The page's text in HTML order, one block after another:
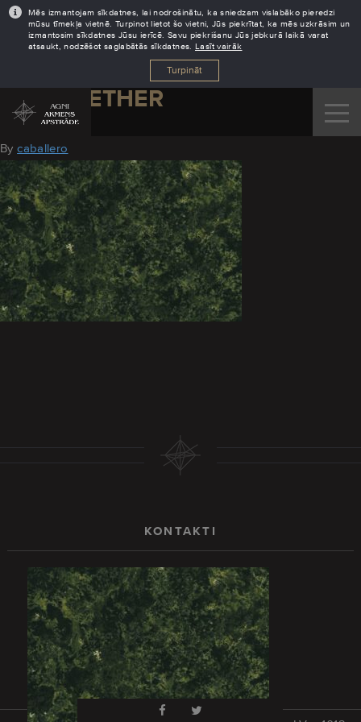
Mēs izmantojam sīkdatnes, lai nodrošinātu, ka sniedzam vislabāko pieredzi
mūsu tīmekļa vietnē. Turpinot lietot šo vietni, Jūs piekrītat, ka mēs uzkrāsim un
izmantosim sīkdatnes Jūsu ierīcē. Savu piekrišanu Jūs jebkurā laikā varat
atsaukt, nodzēšot saglabātās sīkdatnes. Lasīt vairāk
Turpināt
2020_LETHER
August 2, 2016
Bycaballero
KONTAKTI